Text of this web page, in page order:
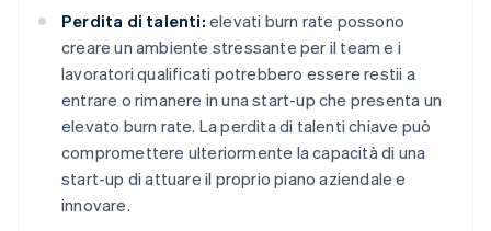
Perdita di talenti: elevati burn rate possono
creare un ambiente stressante per il team e i
lavoratori qualificati potrebbero essere restii a
entrare o rimanere in una start-up che presenta un
elevato burn rate. La perdita di talenti chiave può
compromettere ulteriormente la capacità di una
start-up di attuare il proprio piano aziendale e
innovare.